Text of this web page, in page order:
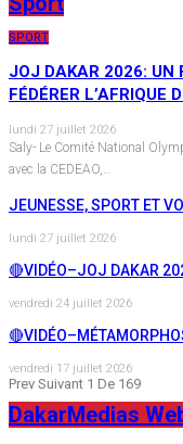
SPORT
JOJ DAKAR 2026: UN
FÉDÉRER L’AFRIQUE
lundi 27 juillet 2026
Saly- Le Comité National
avec la CEDEAO,…
JEUNESSE, SPORT ET
lundi 27 juillet 2026
🔴VIDÉO–JOJ DAKAR
vendredi 24 juillet 2026
vendredi 17 juillet 2026
Prev Suivant 1 De 169
DakarMedias